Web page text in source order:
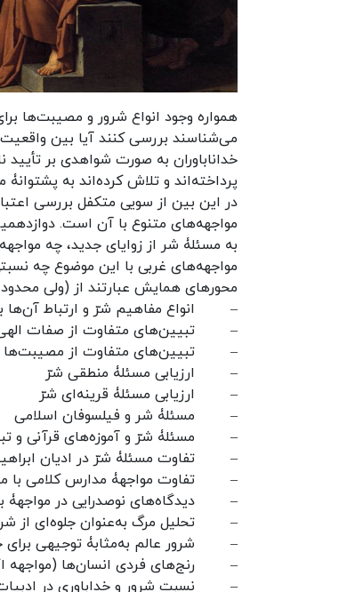
همواره وجود انواع شرور و مصیبت‌ها
می‌شناسند بررسی کنند آیا بین
خداناباوران به صورت شواهدی بر
پرداخته‌اند و تلاش کرده‌اند به
در این بین از سویی متکفل بررسی
مواجهه‌های متنوع با آن است.
به مسئلۀ شر از زوایای جدید، چه
مواجهه‌های غربی با این موضوع چه
محورهای همایش عبارتند از (ولی
– انواع مفاهیم شرّ و ارتباط آن‌ها
– تبیین‌های متفاوت از صفات
– تبیین‌های متفاوت از مصیبت‌ها
– ارزیابی مسئلۀ منطقی شرّ
– ارزیابی مسئلۀ قرینه‌ای شرّ
– مسئلۀ شر و فیلسوفان اسلامی
– مسئلۀ شرّ و آموزه‌های قرآنی و
– تفاوت مسئلۀ شرّ در ادیان
– تفاوت مواجهۀ مدارس کلامی با
– دیدگاه‌های نوصدرایی در مواجهۀ
– تحلیل مرگ به‌عنوان جلوه‌ای از
– شرور عالم به‌مثابۀ توجیهی برای
– رنج‌های فردی انسان‌ها (مواجهه
– نسبت شرور و خداباوری در